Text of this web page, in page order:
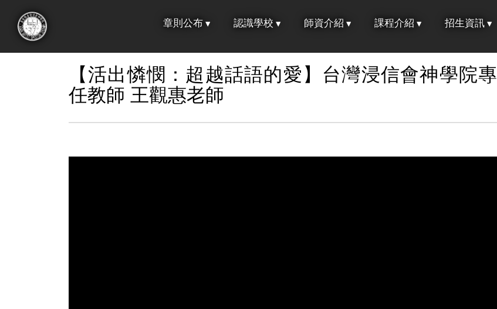
章則公布 認識學校 師資介紹 課程介紹 招生資訊
【活出憐憫：超越話語的愛】台灣浸信會神學院專
任教師 王觀惠老師